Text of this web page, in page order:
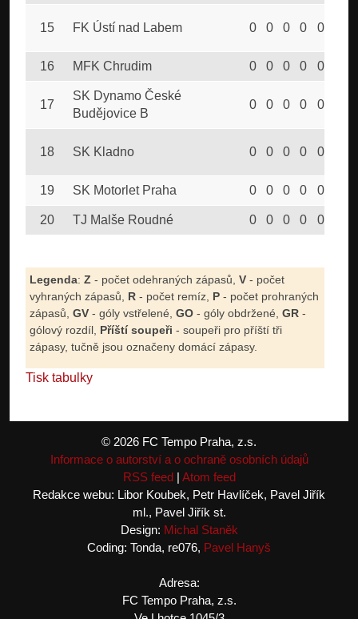
15 FK Ústí nad Labem 0 0 0 0 0
16 MFK Chrudim 0 0 0 0 0
17
SK Dynamo České
Budějovice B
0 0 0 0 0
18 SK Kladno 0 0 0 0 0
19 SK Motorlet Praha 0 0 0 0 0
20 TJ Malše Roudné 0 0 0 0 0
Legenda: Z - počet odehraných zápasů, V - počet
vyhraných zápasů, R - počet remíz, P - počet prohraných
zápasů, GV - góly vstřelené, GO - góly obdržené, GR -
gólový rozdíl, Příští soupeři - soupeři pro příští tři
zápasy, tučně jsou označeny domácí zápasy.
Tisk tabulky
© 2026 FC Tempo Praha, z.s.
Informace o autorství a o ochraně osobních údajů
RSS feed| Atom feed
Redakce webu: Libor Koubek, Petr Havlíček, Pavel Jiřík
ml., Pavel Jiřík st.
Design: Michal Staněk
Coding: Tonda, re076, Pavel Hanyš
Adresa:
FC Tempo Praha, z.s.